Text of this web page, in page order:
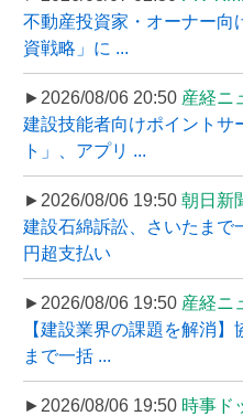
不動産投資家・オーナー向
資戦略」に ...
►2026/08/06 20:50 産経ニ
建設技能者向けポイントサ
ト」、アプリ ...
►2026/08/06 19:50 朝日新
建設石綿訴訟、さいたまで
円超支払い
►2026/08/06 19:50 産経ニ
【建設業界の課題を解消
まで一括 ...
►2026/08/06 19:50 時事ド